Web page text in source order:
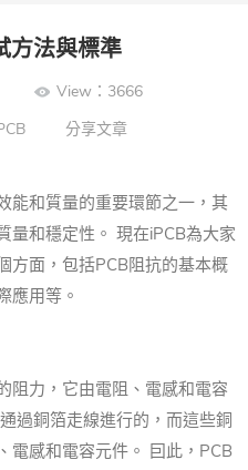
方法與標準
View：3666
iPCB 分享文章
能和質量的重要環節之一，其
量和穩定性。 現在iPCB為大家
方面，包括PCB阻抗的基本概
應用等。
阻力，它由電阻、電感和電容
過銅箔走線進行的，而這些銅
電感和電容元件。 囙此，PCB